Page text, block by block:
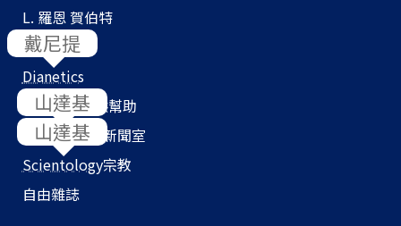
L. 羅恩 賀伯特
教會搜尋器
Dianetics
我們如何提供幫助
Scientology
新聞室
Scientology宗教
自由雜誌